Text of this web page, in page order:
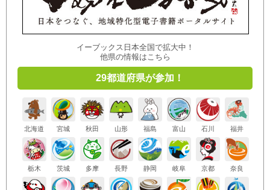
イーブックス日本全国で拡大中！
他県の情報はこちら
29都道府県が参加！
北海道 宮城 秋田 山形 福島 富山 石川 福井
栃木 茨城 多摩 長野 静岡 岐阜 京都 奈良